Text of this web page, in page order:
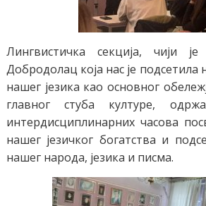
Лингвистичка секција, чији
Добродолац која нас је подсетила
нашег језика као основног
главног стуба културе,
интердисциплинарних часова
нашег језичког богатства и
нашег народа, језика и писма.